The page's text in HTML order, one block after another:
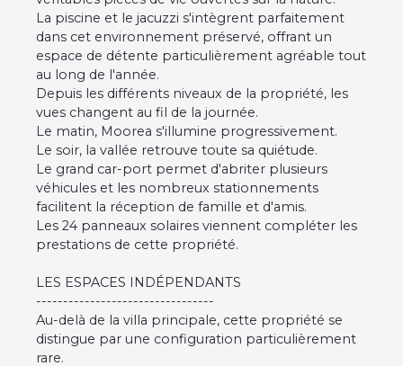
La piscine et le jacuzzi s'intègrent parfaitement
dans cet environnement préservé, offrant un
espace de détente particulièrement agréable tout
au long de l'année.
Depuis les différents niveaux de la propriété, les
vues changent au fil de la journée.
Le matin, Moorea s'illumine progressivement.
Le soir, la vallée retrouve toute sa quiétude.
Le grand car-port permet d'abriter plusieurs
véhicules et les nombreux stationnements
facilitent la réception de famille et d'amis.
Les 24 panneaux solaires viennent compléter les
prestations de cette propriété.
LES ESPACES INDÉPENDANTS
---------------------------------
Au-delà de la villa principale, cette propriété se
distingue par une configuration particulièrement
rare.